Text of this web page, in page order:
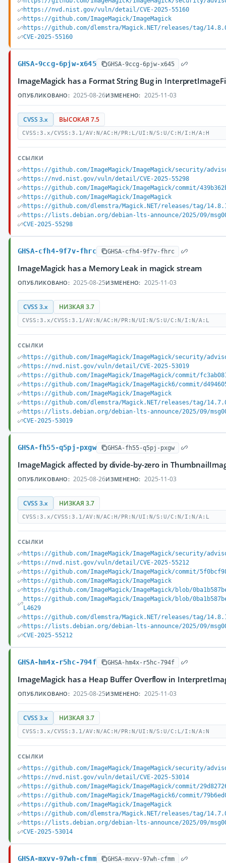
https://nvd.nist.gov/vuln/detail/CVE-2025-55160
https://github.com/ImageMagick/ImageMagick
https://github.com/dlemstra/Magick.NET/releases/tag/
CVE-2025-55160
GHSA-9ccg-6pjw-x645 GHSA-9ccg-6pjw-x645
ImageMagick has a Format String Bug in
ОПУБЛИКОВАНО: 2025-08-26ИЗМЕНЕНО: 2025-11-03
CVSS 3.x ВЫСОКАЯ 7.5
CVSS:3.x/CVSS:3.1/AV:N/AC:H/PR:L/UI:N/S:U/C:H/I:H/A:H
ССЫЛКИ
https://github.com/ImageMagick/ImageMagick/security/
https://nvd.nist.gov/vuln/detail/CVE-2025-55298
https://github.com/ImageMagick/ImageMagick/commit/
https://github.com/ImageMagick/ImageMagick
https://github.com/dlemstra/Magick.NET/releases/tag/
https://lists.debian.org/debian-lts-announce/2025/09/
CVE-2025-55298
GHSA-cfh4-9f7v-fhrc GHSA-cfh4-9f7v-fhrc
ImageMagick has a Memory Leak in magick stream
ОПУБЛИКОВАНО: 2025-08-25ИЗМЕНЕНО: 2025-11-03
CVSS 3.x НИЗКАЯ 3.7
CVSS:3.x/CVSS:3.1/AV:N/AC:H/PR:N/UI:N/S:U/C:N/I:N/A:L
ССЫЛКИ
https://github.com/ImageMagick/ImageMagick/security/
https://nvd.nist.gov/vuln/detail/CVE-2025-53019
https://github.com/ImageMagick/ImageMagick/commit/
https://github.com/ImageMagick/ImageMagick6/commit/
https://github.com/ImageMagick/ImageMagick
https://github.com/dlemstra/Magick.NET/releases/tag/
https://lists.debian.org/debian-lts-announce/2025/09/
CVE-2025-53019
GHSA-fh55-q5pj-pxgw GHSA-fh55-q5pj-pxgw
ImageMagick affected by divide-by-zero in
ОПУБЛИКОВАНО: 2025-08-26ИЗМЕНЕНО: 2025-11-03
CVSS 3.x НИЗКАЯ 3.7
CVSS:3.x/CVSS:3.1/AV:N/AC:H/PR:N/UI:N/S:U/C:N/I:N/A:L
ССЫЛКИ
https://github.com/ImageMagick/ImageMagick/security/
https://nvd.nist.gov/vuln/detail/CVE-2025-55212
https://github.com/ImageMagick/ImageMagick/commit/
https://github.com/ImageMagick/ImageMagick
https://github.com/ImageMagick/ImageMagick/blob/
https://github.com/ImageMagick/ImageMagick/blob/
L4629
https://github.com/dlemstra/Magick.NET/releases/tag/
https://lists.debian.org/debian-lts-announce/2025/09/
CVE-2025-55212
GHSA-hm4x-r5hc-794f GHSA-hm4x-r5hc-794f
ImageMagick has a Heap Buffer Overflow in
ОПУБЛИКОВАНО: 2025-08-25ИЗМЕНЕНО: 2025-11-03
CVSS 3.x НИЗКАЯ 3.7
CVSS:3.x/CVSS:3.1/AV:N/AC:H/PR:N/UI:N/S:U/C:L/I:N/A:N
ССЫЛКИ
https://github.com/ImageMagick/ImageMagick/security/
https://nvd.nist.gov/vuln/detail/CVE-2025-53014
https://github.com/ImageMagick/ImageMagick/commit/
https://github.com/ImageMagick/ImageMagick6/commit/
https://github.com/ImageMagick/ImageMagick
https://github.com/dlemstra/Magick.NET/releases/tag/
https://lists.debian.org/debian-lts-announce/2025/09/
CVE-2025-53014
GHSA-mxvv-97wh-cfmm GHSA-mxvv-97wh-cfmm